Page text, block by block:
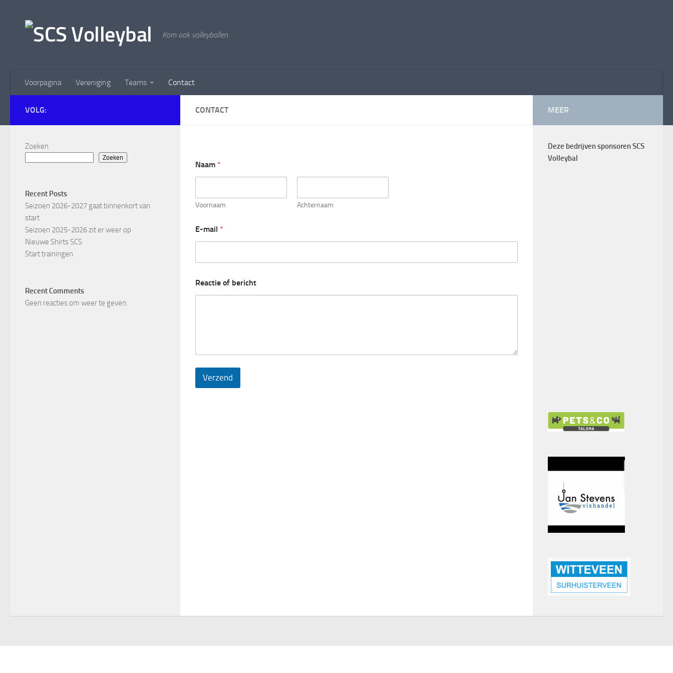
Kom ook volleyballen
Voorpagina Vereniging Teams Contact
CONTACT
Naam *
Voornaam Achternaam
E-mail *
Reactie of bericht
Verzend
VOLG:
Zoeken
Zoeken
Recent Posts
Seizoen 2026-2027 gaat binnenkort van
start
Seizoen 2025-2026 zit er weer op
Nieuwe Shirts SCS
Start trainingen
Recent Comments
Geen reacties om weer te geven.
MEER
Deze bedrijven sponsoren SCS
Volleybal